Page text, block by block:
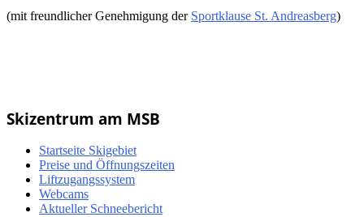
(mit freundlicher Genehmigung der Sportklause St. Andreasberg)
Skizentrum am MSB
Startseite Skigebiet
Preise und Öffnungszeiten
Liftzugangssystem
Webcams
Aktueller Schneebericht